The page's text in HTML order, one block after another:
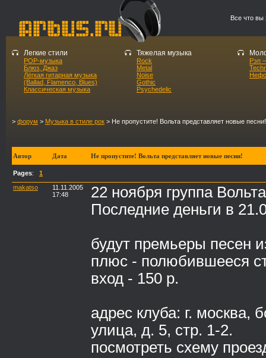
Все что вы
Легкие стили
POP-музыка
Блюз, Джаз
Лёгкая гитарная музыка
(Ballad, Flamenco, Blues)
Классическая музыка
Тяжелая музыка
Rock
Metal
Noise
Gothic
Psychedelic
Рэп
> форум > Музыка в стиле рок > Не пропустите! Вольта представляет новые песни!
Автор Дата Не пропустите! Вольта представляет новые песни!
Pages: 1
makatso
11.11.2005
17:48
22 ноября группа
Последние деньги в
будут премьеры песен
плюс - полюбившееся
вход - 150 р.
адрес клуба: г. москва,
улица, д. 5, стр. 1-2.
посмотреть схему